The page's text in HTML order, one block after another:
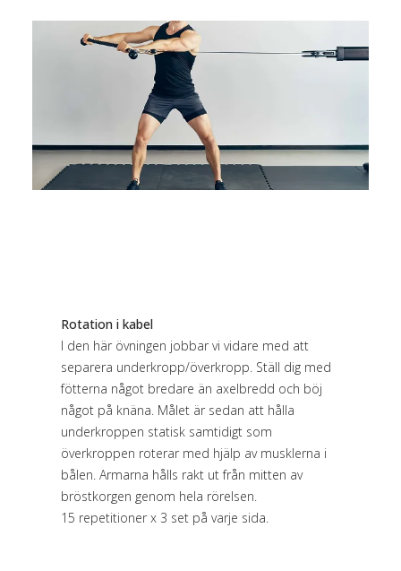
Rotation i kabel
I den här övningen jobbar vi vidare med att
separera underkropp/överkropp. Ställ dig med
fötterna något bredare än axelbredd och böj
något på knäna. Målet är sedan att hålla
underkroppen statisk samtidigt som
överkroppen roterar med hjälp av musklerna i
bålen. Armarna hålls rakt ut från mitten av
bröstkorgen genom hela rörelsen.
15 repetitioner x 3 set på varje sida.